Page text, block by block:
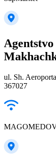
ul. Sh.
367027